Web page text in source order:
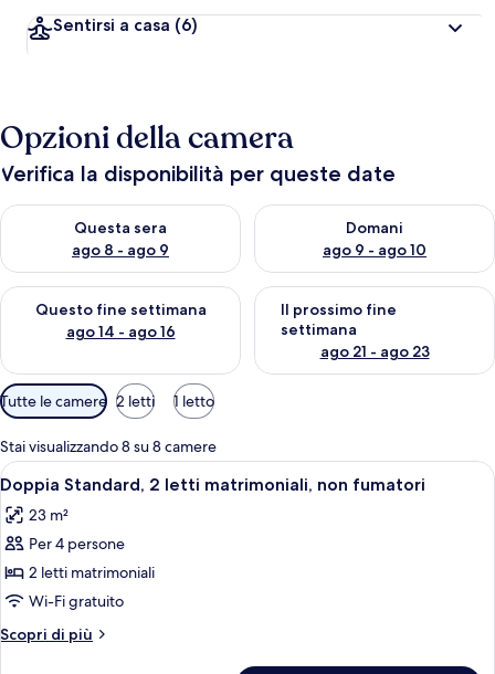
Sentirsi a casa (6)
Opzioni della camera
Verifica la disponibilità per queste date
Questa sera
ago 8 - ago 9
Verifica la disponibilità per questa sera, ago 8 - ago 9
Domani
ago 9 - ago 10
Verifica la disponibilità per
Questo fine settimana
ago 14 - ago 16
Verifica la disponibilità per questo fine settimana, ago 14 -
Il prossimo fine
settimana
ago 21 - ago 23
Verifica la disponibilità per il
Filtri
disponibili
per
le
camere
Tutte le camere 2 letti 1 letto
Stai visualizzando 8 su 8 camere
Apri
tutte
le
foto
per
Doppia
Standard,
2
Doppia Standard, 2 letti
5
Doppia Standard, 2 letti matrimoniali, non fumatori
23 m²
Per 4 persone
2 letti matrimoniali
Wi-Fi gratuito
Scopri di più
Altri